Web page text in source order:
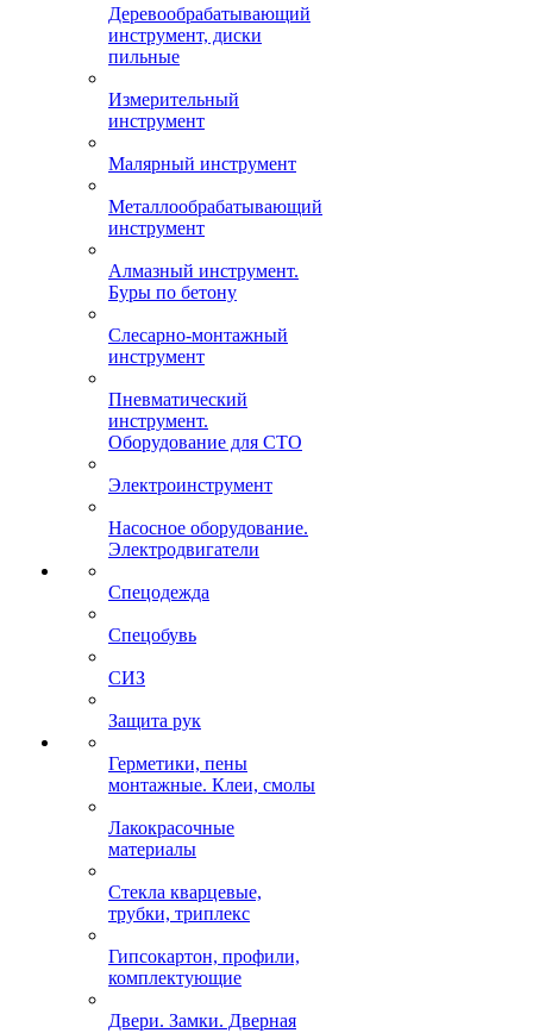
Деревообрабатывающий
инструмент, диски
пильные
Измерительный
инструмент
Малярный инструмент
Металлообрабатывающий
инструмент
Алмазный инструмент.
Буры по бетону
Слесарно-монтажный
инструмент
Пневматический
инструмент.
Оборудование для СТО
Электроинструмент
Насосное оборудование.
Электродвигатели
Спецодежда
Спецобувь
СИЗ
Защита рук
Герметики, пены
монтажные. Клеи, смолы
Лакокрасочные
материалы
Стекла кварцевые,
трубки, триплекс
Гипсокартон, профили,
комплектующие
Двери. Замки. Дверная